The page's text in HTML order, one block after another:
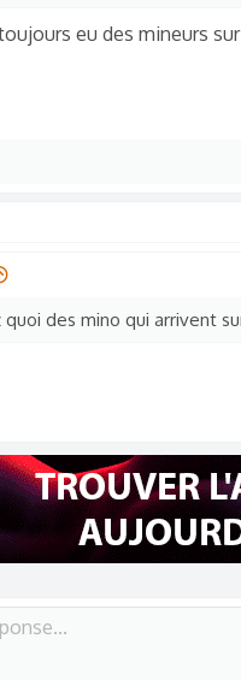
toujours eu des mineurs
quoi des mino qui arrivent